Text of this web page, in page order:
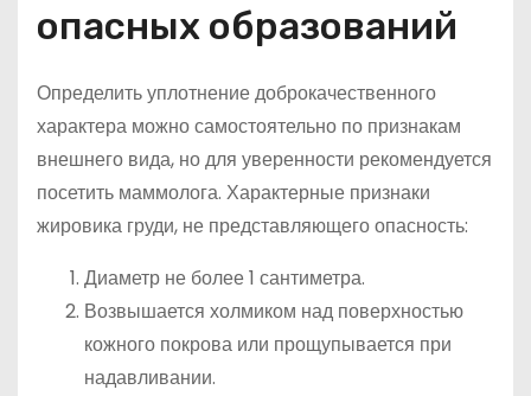
опасных образований
Определить уплотнение доброкачественного
характера можно самостоятельно по признакам
внешнего вида, но для уверенности рекомендуется
посетить маммолога. Характерные признаки
жировика груди, не представляющего опасность:
Диаметр не более 1 сантиметра.
Возвышается холмиком над поверхностью
кожного покрова или прощупывается при
надавливании.